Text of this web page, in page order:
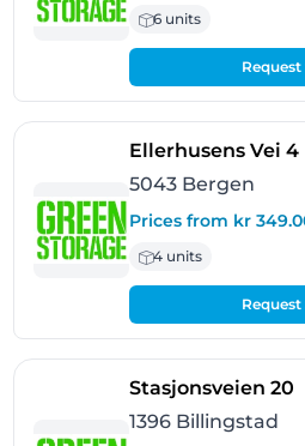
6 units
Ellerhusens Vei 4
5043 Bergen
Prices from kr
4 units
Stasjonsveien 20
1396 Billingstad